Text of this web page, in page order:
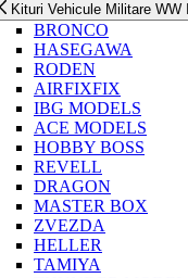
Kituri Vehicule Militare WW II
BRONCO
HASEGAWA
RODEN
AIRFIXFIX
IBG MODELS
ACE MODELS
HOBBY BOSS
REVELL
DRAGON
MASTER BOX
ZVEZDA
HELLER
TAMIYA